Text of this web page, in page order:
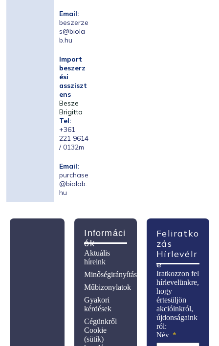
Email:
beszerze
s@biola
b.hu
Import
beszerz
ési
assziszt
ens
Besze
Brigitta
Tel:
+361
221 9614
/ 0132m
Email:
purchase
@biolab.
hu
Feliratko
Zás
Hírlevélr
E
Iratkozzon fel
hírlevelünkre,
hogy
értesüljön
akcióinkról,
újdonságaink
ról:
Név
Informáci
Ók
Aktuális
híreink
Minőségirányítás
Műbizonylatok
Gyakori
kérdések
Cégünkről
Cookie
(sütik)